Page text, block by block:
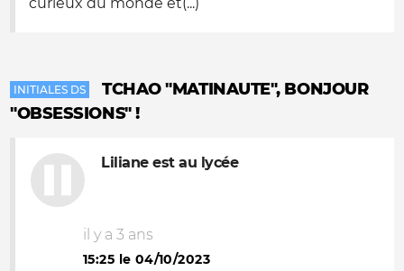
INITIALES DS
TCHAO "MATINAUTE", BONJOUR
"OBSESSIONS" !
Liliane est au lycée
il y a 3 ans
15:25 le 04/10/2023